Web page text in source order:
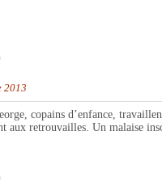
2013
copains d’enfance,
aux retrouvailles. Un malaise